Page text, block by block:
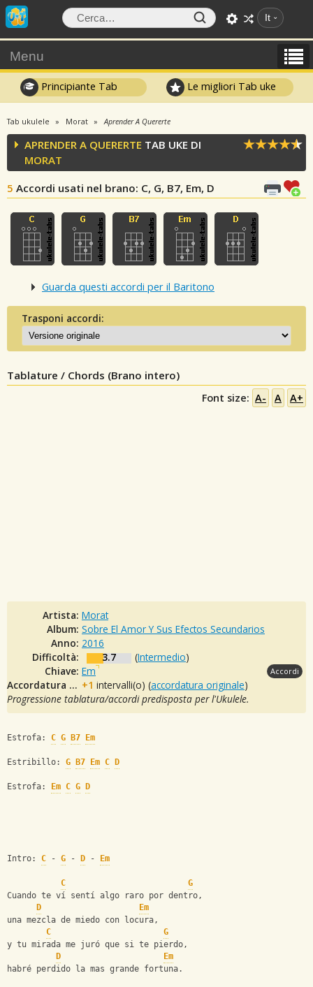
It
Menu
Principiante Tab Le migliori Tab uke
Tab ukulele Morat Aprender A Quererte
APRENDER A QUERERTE TAB UKE DI
MORAT
5 Accordi usati nel brano: C, G, B7, Em, D
Guarda questi accordi per il Baritono
Trasponi accordi:
Tablature / Chords (Brano intero)
Font size: A- A A+
Artista: Morat
Album: Sobre El Amor Y Sus Efectos Secundarios
Anno: 2016
Difficoltà:
3.7 (Intermedio)
Chiave: Em Accordi
Accordatura originale: +1 intervalli(o) (accordatura originale)
Progressione tablatura/accordi predisposta per l'Ukulele.
Estrofa: C G B7 Em
Estribillo: G B7 Em C D
Estrofa: Em C G D
Intro: C - G - D - Em
C
G
Cuando te ví sentí algo raro por dentro,
D
Em
una mezcla de miedo con locura,
C
G
y tu mirada me juró que si te pierdo,
D
Em
habré perdido la mas grande fortuna.